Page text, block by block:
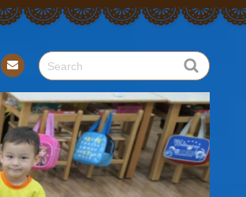
tact